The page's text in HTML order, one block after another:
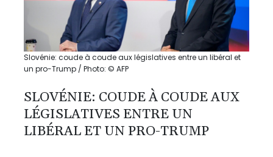
Slovénie: coude à coude aux législatives entre un libéral et
un pro-Trump / Photo: © AFP
SLOVÉNIE: COUDE À COUDE AUX
LÉGISLATIVES ENTRE UN
LIBÉRAL ET UN PRO-TRUMP